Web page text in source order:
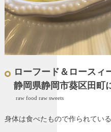
ローフード＆ロースィ
静岡県静岡市葵区田町
raw food raw sweets
身体は食べたもので作られてい